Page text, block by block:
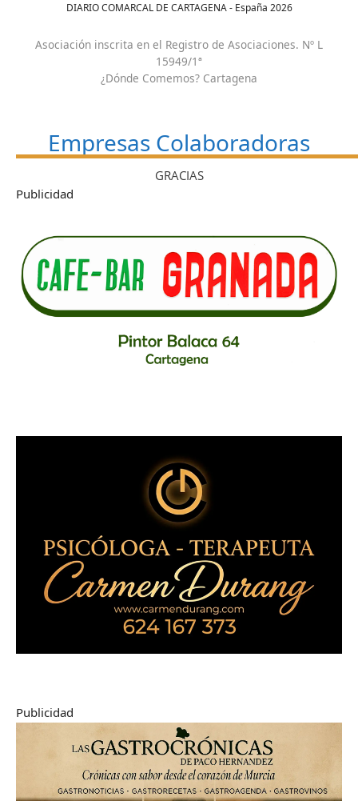
DIARIO COMARCAL DE CARTAGENA - España 2026
Asociación inscrita en el Registro de Asociaciones. Nº L
15949/1ª
¿Dónde Comemos? Cartagena
Empresas Colaboradoras
GRACIAS
Publicidad
Publicidad